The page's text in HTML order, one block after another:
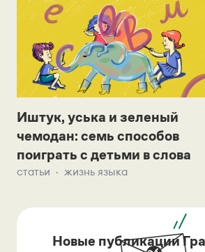
Иштук, уська и зеленый
чемодан: семь способов
поиграть с детьми в слова
статьи жизнь языка
Новые публикации